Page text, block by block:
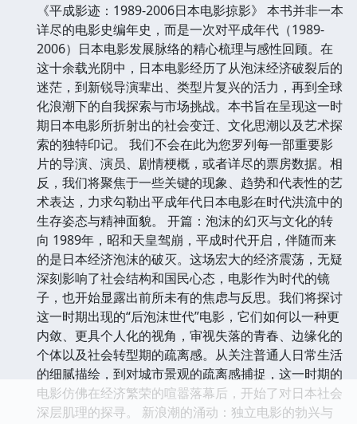
《平成影迹：1989-2006日本电影掠影》 本书并非一本
详尽的电影史编年史，而是一次对平成年代（1989-
2006）日本电影发展脉络的精心梳理与感性回顾。在
这十余载光阴中，日本电影经历了从泡沫经济破裂后的
迷茫，到新锐导演辈出、类型片复兴的活力，再到全球
化浪潮下的自我探索与市场挑战。本书旨在呈现这一时
期日本电影所折射出的社会变迁、文化思潮以及艺术探
索的独特印记。 我们不会在此为您罗列每一部重要影
片的导演、演员、剧情梗概，或者详尽的票房数据。相
反，我们将聚焦于一些关键的现象、趋势和代表性的艺
术表达，力求勾勒出平成年代日本电影在时代洪流中的
生存姿态与精神面貌。 开篇：泡沫的幻灭与文化的转
向 1989年，昭和天皇驾崩，平成时代开启，伴随而来
的是日本经济泡沫的破灭。这场宏大的经济震荡，无疑
深刻影响了社会结构和国民心态，电影作为时代的镜
子，也开始显露出前所未有的焦虑与反思。我们将探讨
这一时期出现的“后泡沫世代”电影，它们如何以一种更
内敛、更具个人化的视角，审视失落的青春、边缘化的
个体以及社会转型期的疏离感。从关注普通人日常生活
的细腻描绘，到对城市景观的疏离感捕捉，这一时期的
电影仿佛在经济繁荣的喧嚣落幕后，开始了对日本社会
深层肌理的探寻。 新浪潮的涌动：独立电影的勃兴与